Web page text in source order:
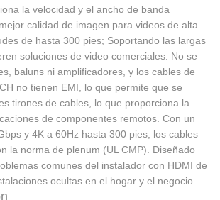
la velocidad y el ancho de banda
calidad de imagen para videos de alta
de hasta 300 pies; Soportando las largas
soluciones de video comerciales. No se
baluns ni amplificadores, y los cables de
no tienen EMI, lo que permite que se
tirones de cables, lo que proporciona la
de componentes remotos. Con un
y 4K a 60Hz hasta 300 pies, los cables
la norma de plenum (UL CMP).
Diseñado
comunes del instalador con HDMI de
ocultas en el hogar y el negocio.